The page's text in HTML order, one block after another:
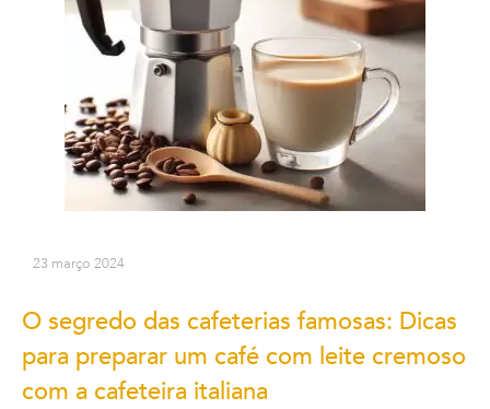
23 março 2024
O segredo das cafeterias famosas: Dicas
para preparar um café com leite cremoso
com a cafeteira italiana